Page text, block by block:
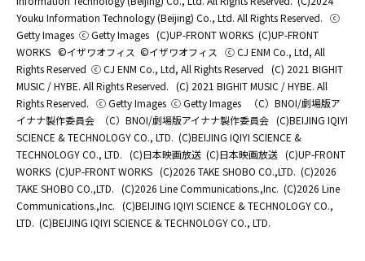
Youku Information Technology (Beijing) Co., Ltd. All Rights Reserved. ⓒ
Getty Images ⓒ Getty Images (C)UP-FRONT WORKS (C)UP-FRONT
WORKS ©イザワオフィス ©イザワオフィス
ⓒ CJ ENM Co., Ltd, All
Rights Reserved ⓒ CJ ENM Co., Ltd, All Rights Reserved (C) 2021 BIGHIT
MUSIC / HYBE. All Rights Reserved. (C) 2021 BIGHIT MUSIC / HYBE. All
Rights Reserved. ⓒ Getty Images ⓒ Getty Images
（C）BNOI/劇場版ア
イナナ製作委員会
（C）BNOI/劇場版アイナナ製作委員会 (C)BEIJING IQIYI
SCIENCE & TECHNOLOGY CO., LTD. (C)BEIJING IQIYI SCIENCE &
TECHNOLOGY CO., LTD. (C)日本映画放送 (C)日本映画放送 (C)UP-FRONT
WORKS (C)UP-FRONT WORKS (C)2026 TAKE SHOBO CO.,LTD. (C)2026
TAKE SHOBO CO.,LTD. (C)2026 Line Communications.,Inc. (C)2026 Line
Communications.,Inc. (C)BEIJING IQIYI SCIENCE & TECHNOLOGY CO.,
LTD. (C)BEIJING IQIYI SCIENCE & TECHNOLOGY CO., LTD.